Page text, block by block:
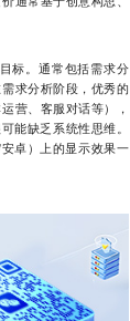
标。通常包括需求分
求分析阶段，优秀的
营、客服对话等），
能缺乏系统性思维。
卓）上的显示效果一